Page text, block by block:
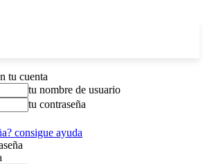
tu cuenta
tu nombre de usuario
tu contraseña
consigue ayuda